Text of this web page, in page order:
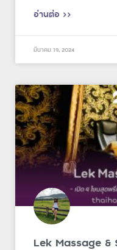
อ่านต่อ >>
มีนาคม 19, 2024
Lek Massage